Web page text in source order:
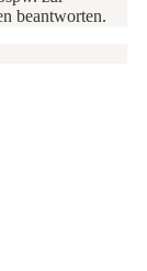
beantworten.